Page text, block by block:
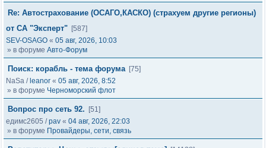
Re: Автострахование (ОСАГО,КАСКО) (страхуем другие регионы)
от СА "Эксперт" [587]
SEV-OSAGO « 05 авг, 2026, 10:03
» в форуме Авто-Форум
Поиск: корабль - тема форума [75]
NaSa / leanor « 05 авг, 2026, 8:52
» в форуме Черноморский флот
Вопрос про сеть 92.
[51]
едимс2605 /pav « 04 авг, 2026, 22:03
» в форуме Провайдеры, сети, связь